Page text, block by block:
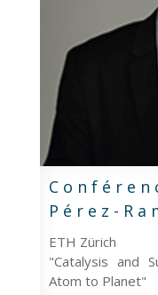
Pérez-
ETH Zürich
"Catalysis and
Atom to Planet"